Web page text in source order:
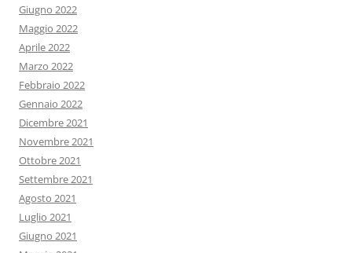
Giugno 2022
Maggio 2022
Aprile 2022
Marzo 2022
Febbraio 2022
Gennaio 2022
Dicembre 2021
Novembre 2021
Ottobre 2021
Settembre 2021
Agosto 2021
Luglio 2021
Giugno 2021